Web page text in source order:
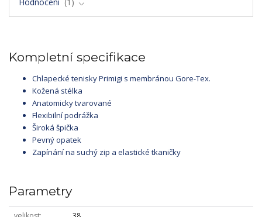
Kompletní specifikace
Chlapecké tenisky Primigi s membránou Gore-Tex.
Kožená stélka
Anatomicky tvarované
Flexibilní podrážka
Široká špička
Pevný opatek
Zapínání na suchý zip a elastické tkaničky
Parametry